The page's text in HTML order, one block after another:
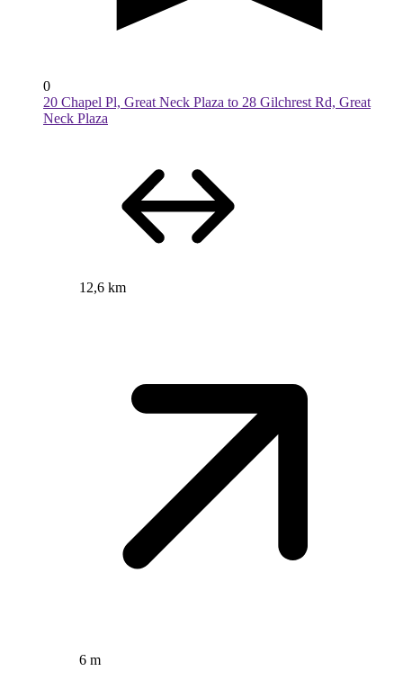
0
20 Chapel Pl, Great Neck Plaza to 28 Gilchrest Rd, Great
Neck Plaza
12,6 km
6 m